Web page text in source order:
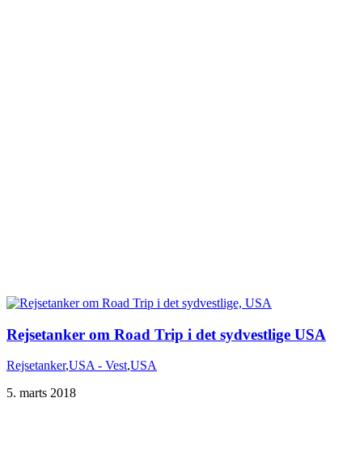
Rejsetanker om Road Trip i det sydvestlige USA
Rejsetanker,USA - Vest,USA
5. marts 2018